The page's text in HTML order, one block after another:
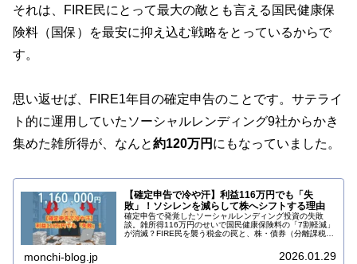
それは、FIRE民にとって最大の敵とも言える国民健康保
険料（国保）を最安に抑え込む戦略をとっているからで
す。
思い返せば、FIRE1年目の確定申告のことです。サテライ
ト的に運用していたソーシャルレンディング9社からかき
集めた雑所得が、なんと約120万円 にもなっていました。
【確定申告で冷や汗】利益116万円でも「失
敗」！ソシレンを減らして株へシフトする理由
確定申告で発覚したソーシャルレンディング投資の失敗
談。雑所得116万円のせいで国民健康保険料の「7割軽減」
が消滅？FIRE民を襲う税金の罠と、株・債券（分離課税）
monchi-blog.jp 2026.01.29